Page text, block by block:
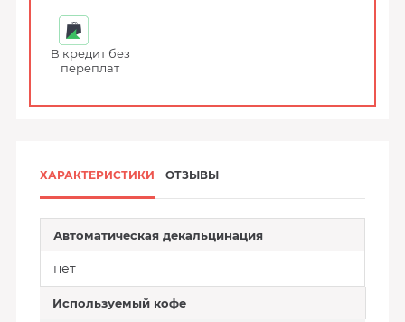
В кредит без
переплат
ХАРАКТЕРИСТИКИ ОТЗЫВЫ
Автоматическая декальцинация
нет
Используемый кофе